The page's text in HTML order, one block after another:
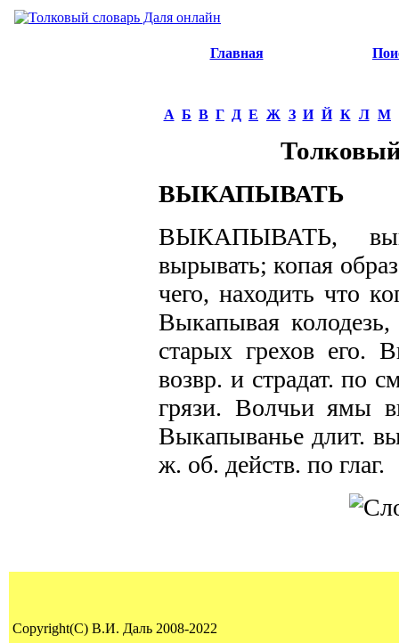
Главная
А Б В Г Д Е Ж З И Й К Л М
ВЫКАПЫВАТЬ
ВЫКАПЫВАТЬ,
вырывать; копая
чего, находить что
Выкапывая
старых грехов его.
возвр. и страдат. по
грязи. Волчьи ямы
Выкапыванье длит.
ж. об. действ. по глаг.
Copyright(C) В.И. Даль 2008-2022